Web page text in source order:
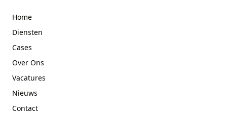
Home
Diensten
Cases
Over Ons
Vacatures
Nieuws
Contact